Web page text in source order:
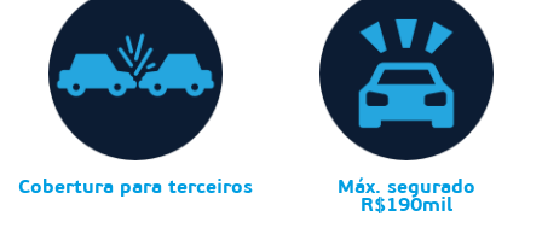
Cobertura para terceiros
Máx. segurado
R$190mil